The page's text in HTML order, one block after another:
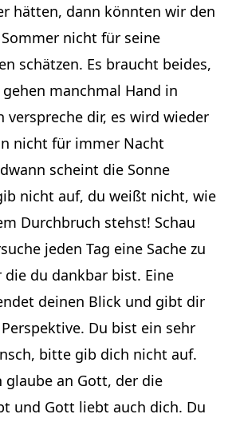
hätten, dann könnten wir den
nicht für seine
schätzen. Es braucht beides,
gehen manchmal Hand in
verspreche dir, es wird wieder
nicht für immer Nacht
scheint die Sonne
nicht auf, du weißt nicht, wie
Durchbruch stehst! Schau
jeden Tag eine Sache zu
die du dankbar bist. Eine
deinen Blick und gibt dir
Du bist ein sehr
bitte gib dich nicht auf.
glaube an Gott, der die
und Gott liebt auch dich. Du